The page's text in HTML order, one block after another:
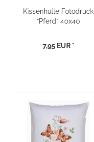
Kissenhülle Fotodruck
“Pferd“ 40x40
7,95 EUR *